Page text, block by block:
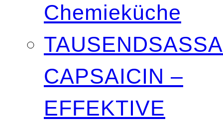
Chemieküche
TAUSENDSASSA
CAPSAICIN –
EFFEKTIVE